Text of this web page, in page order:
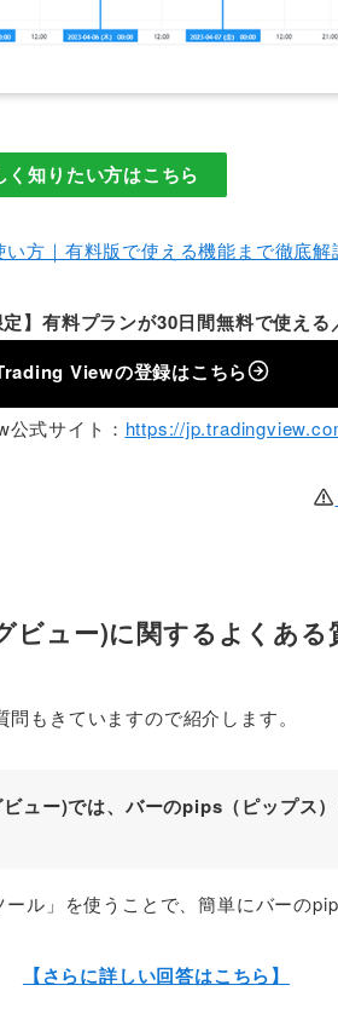
知りたい方はこちら
方｜有料版で使える機能まで徹底解
】有料プランが30日間無料で使える
Viewの登録はこちら
式サイト： https://
ュー)に関するよくある
もきていますので紹介します。
ュー)では、バーのpips（ピップス
ル」を使うことで、簡単にバーの
【さらに詳しい回答はこちら】